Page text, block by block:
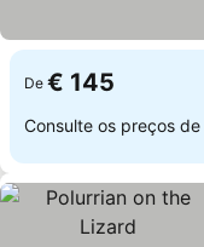
De € 145
Consulte os preços de